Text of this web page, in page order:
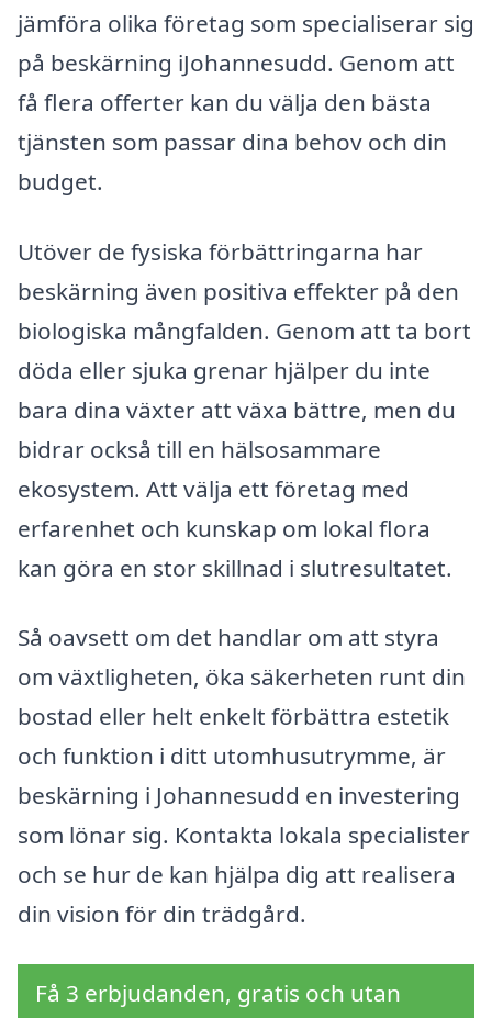
jämföra olika företag som specialiserar sig
på beskärning iJohannesudd. Genom att
få flera offerter kan du välja den bästa
tjänsten som passar dina behov och din
budget.
Utöver de fysiska förbättringarna har
beskärning även positiva effekter på den
biologiska mångfalden. Genom att ta bort
döda eller sjuka grenar hjälper du inte
bara dina växter att växa bättre, men du
bidrar också till en hälsosammare
ekosystem. Att välja ett företag med
erfarenhet och kunskap om lokal flora
kan göra en stor skillnad i slutresultatet.
Så oavsett om det handlar om att styra
om växtligheten, öka säkerheten runt din
bostad eller helt enkelt förbättra estetik
och funktion i ditt utomhusutrymme, är
beskärning i Johannesudd en investering
som lönar sig. Kontakta lokala specialister
och se hur de kan hjälpa dig att realisera
din vision för din trädgård.
Få 3 erbjudanden, gratis och utan